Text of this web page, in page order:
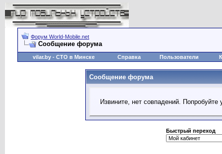
Форум World-Mobile.net
Сообщение форума
vilar.by - СТО в Минске Справка Пользователи
Сообщение форума
Извините, нет совпадений. Попробуйте
Быстрый переход